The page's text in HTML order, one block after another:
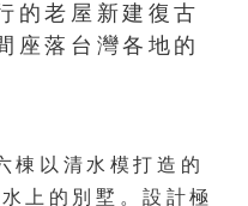
的老屋新建復古
座落台灣各地的
棟以清水模打造的
上的別墅。設計極